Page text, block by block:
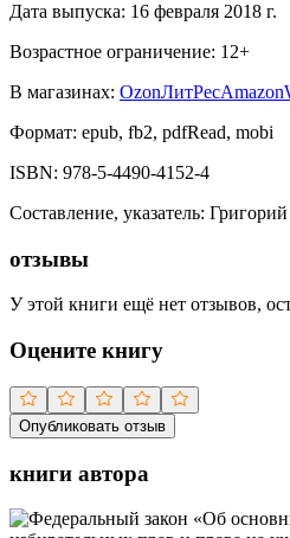
Дата выпуска: 16 февраля 2018 г.
Возрастное ограничение: 12+
В магазинах: OzonЛитРесAmazon
Формат: epub, fb2, pdfRead, mobi
ISBN: 978-5-4490-4152-4
Составление, указатель:
отзывы
У этой книги ещё нет отзывов,
Оцените книгу
Опубликовать отзыв
книги автора